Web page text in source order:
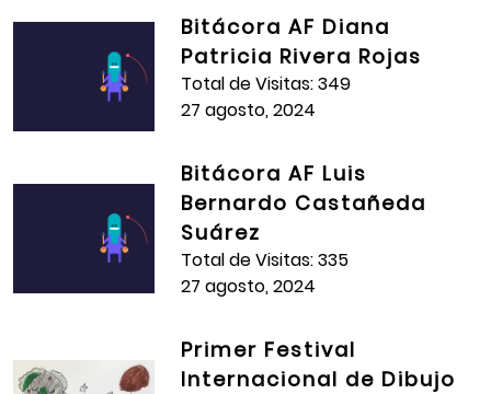
Bitácora AF Diana
Patricia Rivera Rojas
Total de Visitas: 349
27 agosto, 2024
Bitácora AF Luis
Bernardo Castañeda
Suárez
Total de Visitas: 335
27 agosto, 2024
Primer Festival
Internacional de Dibujo